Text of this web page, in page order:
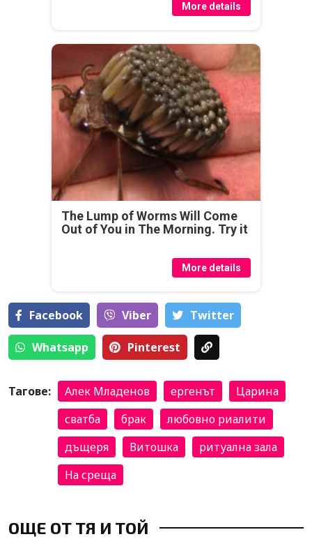
More details
The Lump of Worms Will Come
Out of You in The Morning. Try it
More details
Facebook Viber Тwitter
Whatsapp Pinterest
Тагове: Алек Младенов ергенът
Царина
сватба
брак
любовно риалити
дъщеря
Витошка
ритуална зала
На среща
ОЩЕ ОТ ТЯ И ТОЙ